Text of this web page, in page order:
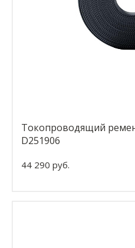
Токопроводящий
D251906
44 290 руб.